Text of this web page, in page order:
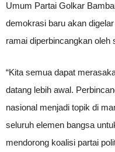
Umum Partai Golkar
demokrasi baru akan
ramai diperbincangkan
“Kita semua dapat
datang lebih awal.
nasional menjadi topik di
seluruh elemen bangsa
mendorong koalisi partai